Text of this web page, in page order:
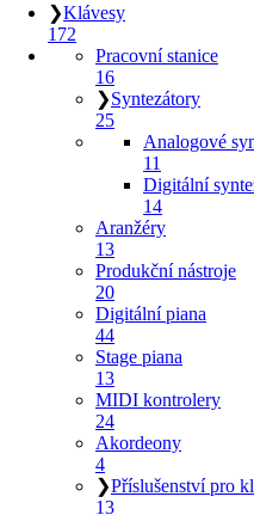
❯Klávesy
172
Pracovní stanice
16
❯Syntezátory
25
Analogové
11
Digitální
14
Aranžéry
13
Produkční nástroje
20
Digitální piana
44
Stage piana
13
MIDI kontrolery
24
Akordeony
4
❯Příslušenství pro
13